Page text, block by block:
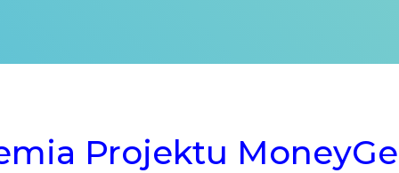
Projektu